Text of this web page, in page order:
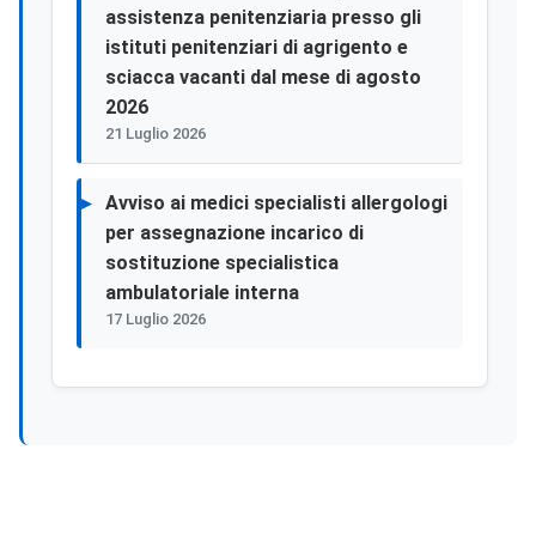
assistenza penitenziaria presso gli
istituti penitenziari di agrigento e
sciacca vacanti dal mese di agosto
2026
21 Luglio 2026
Avviso ai medici specialisti allergologi
per assegnazione incarico di
sostituzione specialistica
ambulatoriale interna
17 Luglio 2026